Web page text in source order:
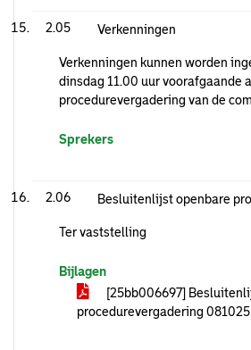
2.05 Verkenningen
Verkenningen kunnen worden
dinsdag 11.00 uur voorafgaande
procedurevergadering van de
Sprekers
2.06 Besluitenlijst openbare
Ter vaststelling
Bijlagen
[25bb006697]
procedurevergadering 081025